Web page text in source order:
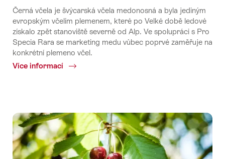
Černá včela je švýcarská včela medonosná a byla jediným
evropským včelím plemenem, které po Velké době ledové
získalo zpět stanoviště severně od Alp. Ve spolupráci s Pro
Specia Rara se marketing medu vůbec poprvé zaměřuje na
konkrétní plemeno včel.
Více informací
Common.Of